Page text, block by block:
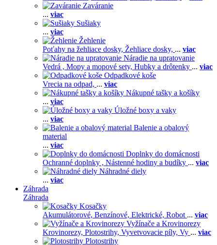
Zaváranie
... viac
Sušiaky
... viac
Žehlenie
Poťahy na žehliace dosky, Žehliace dosky, ... viac
Náradie na upratovanie
Vedrá , Mopy a mopové sety, Hubky a drôtenky ... viac
Odpadkové koše
Vrecia na odpad, ... viac
Nákupné tašky a košíky
... viac
Úložné boxy a vaky
... viac
Balenie a obalový
material
... viac
Doplnky do domácnosti
Ochranné doplnky , Nástenné hodiny a budíky ... viac
Náhradné diely
... viac
Záhrada
Záhrada
Kosačky
Akumulátorové, Benzínové, Elektrické, Robot ... viac
Vyžínače a Krovinorezy
Krovinorezy, Plotostrihy, Vyvetvovacie píly, Vy ... viac
Plotostrihy